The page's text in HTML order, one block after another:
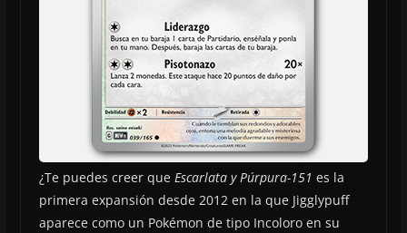
¿Te puedes creer que Escarlata y Púrpura-151 es la
primera expansión desde 2012 en la que Jigglypuff
aparece como un Pokémon de tipo Incoloro en su